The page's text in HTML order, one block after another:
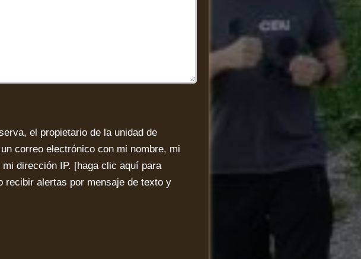
el propietario de la unidad de
correo electrónico con mi nombre, mi
dirección IP. [haga clic aquí para
recibir alertas por mensaje de texto y